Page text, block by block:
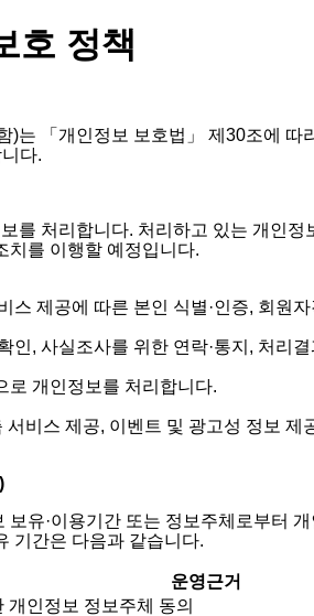
호 정책
)는 「개인정보 보호법」 제30조에
다.
를 처리합니다. 처리하고 있는 개인
치를 이행할 예정입니다.
스 제공에 따른 본인 식별·인증, 회원
인, 사실조사를 위한 연락·통지, 처리
로 개인정보를 처리합니다.
비스 제공, 이벤트 및 광고성 정보
보유·이용기간 또는 정보주체로부터
기간은 다음과 같습니다.
운영근거
개인정보 정보주체 동의